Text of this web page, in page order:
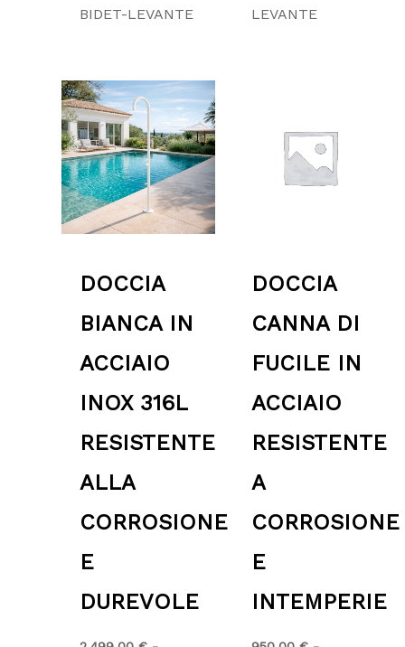
BIDET-LEVANTE
LEVANTE
DOCCIA
BIANCA IN
ACCIAIO
INOX 316L
RESISTENTE
ALLA
CORROSIONE
E
DUREVOLE
Fascia
di
prezzo:
da
2,499.00 €
a
2,999.00 €
DOCCIA
CANNA DI
FUCILE IN
ACCIAIO
RESISTENTE
A
CORROSIONE
E
INTEMPERIE
da
950.00 €
a
1,350.00 €